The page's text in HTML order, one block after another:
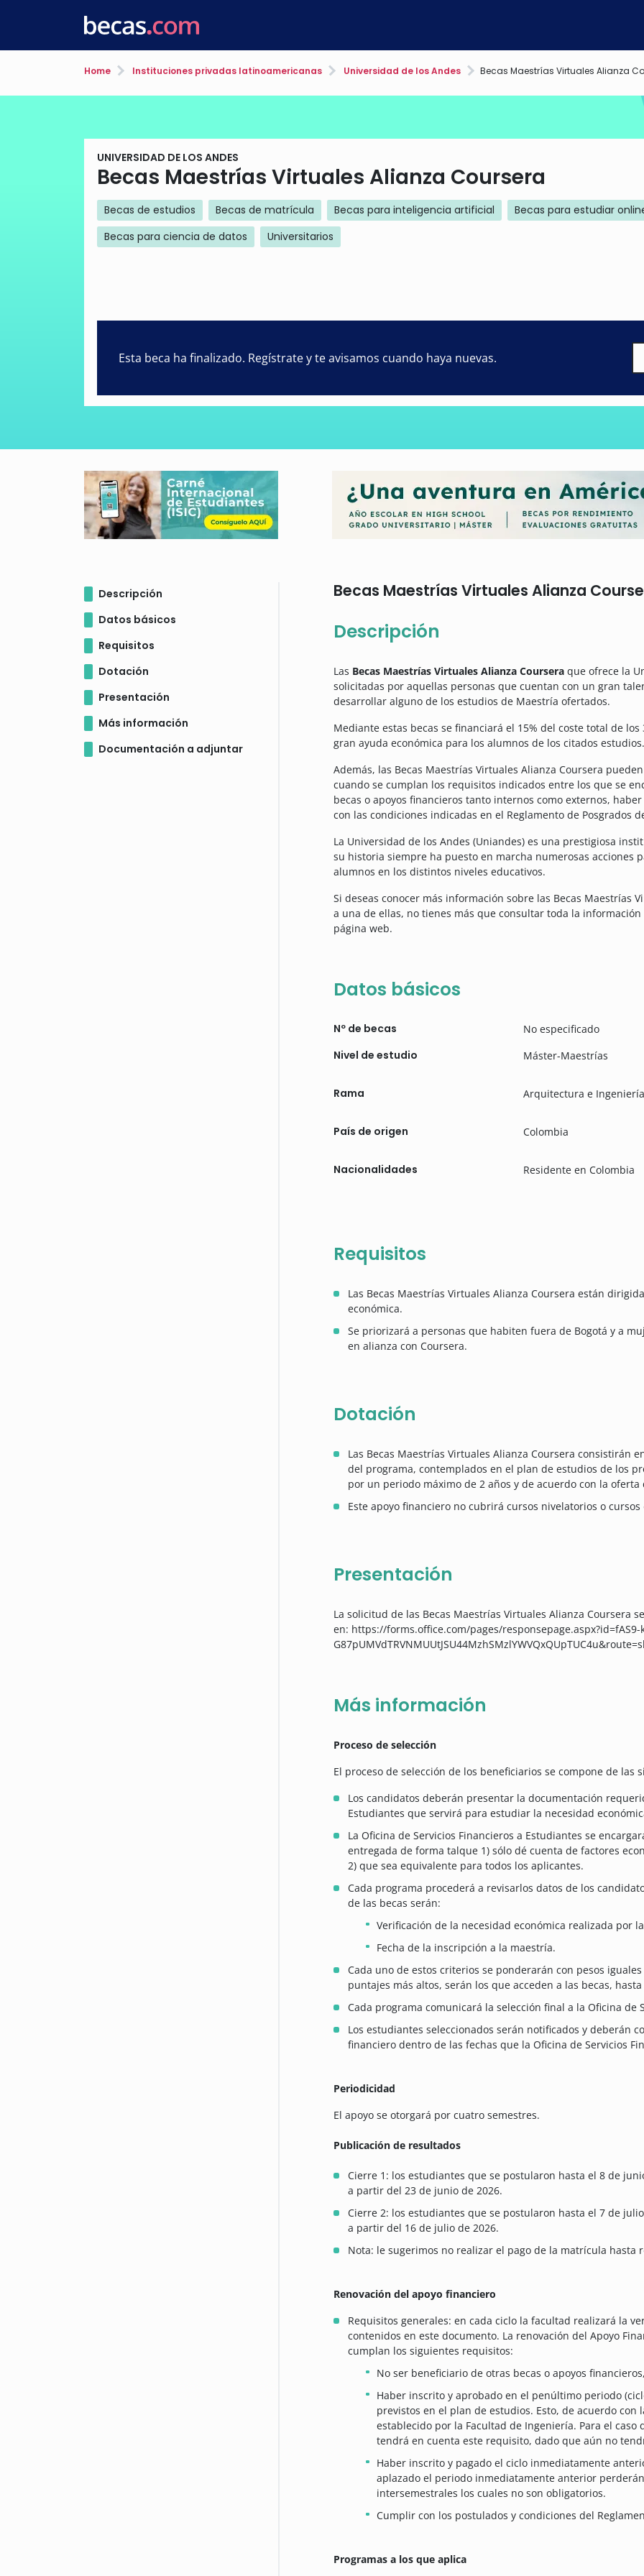
Home Instituciones privadas latinoamericanas Universidad de los Andes Becas Maestrías Virtuales Alianza
UNIVERSIDAD DE LOS ANDES
Becas Maestrías Virtuales Alianza Coursera
Becas de estudios Becas de matrícula Becas para inteligencia artificial
Becas para estudiar
Becas para ciencia de datos
Universitarios
Esta beca ha finalizado. Regístrate y te avisamos cuando haya nuevas.
Descripción
Datos básicos
Requisitos
Dotación
Presentación
Más información
Documentación a adjuntar
Becas Maestrías Virtuales Alianza
Descripción
Las Becas Maestrías Virtuales Alianza Coursera que ofrece la
solicitadas por aquellas personas que cuentan con un gran
desarrollar alguno de los estudios de Maestría ofertados.
Mediante estas becas se financiará el 15% del coste total de
gran ayuda económica para los alumnos de los citados estudios.
Además, las Becas Maestrías Virtuales Alianza Coursera
cuando se cumplan los requisitos indicados entre los que se
becas o apoyos financieros tanto internos como externos,
con las condiciones indicadas en el Reglamento de Posgrados
La Universidad de los Andes (Uniandes) es una prestigiosa
su historia siempre ha puesto en marcha numerosas acciones
alumnos en los distintos niveles educativos.
Si deseas conocer más información sobre las Becas Maestrías
a una de ellas, no tienes más que consultar toda la
página web.
Datos básicos
Nº de becas No especificado
Nivel de estudio Máster-Maestrías
Rama Arquitectura e
País de origen Colombia
Nacionalidades Residente en Colombia
Requisitos
Las Becas Maestrías Virtuales Alianza Coursera están
económica.
Se priorizará a personas que habiten fuera de Bogotá y a
en alianza con Coursera.
Dotación
Las Becas Maestrías Virtuales Alianza Coursera consistirán
del programa, contemplados en el plan de estudios de los
por un periodo máximo de 2 años y de acuerdo con la
Este apoyo financiero no cubrirá cursos nivelatorios o cursos
Presentación
La solicitud de las Becas Maestrías Virtuales Alianza Coursera
en: https://forms.office.com/pages/responsepage.aspx?id=fAS9-
Más información
Proceso de selección
El proceso de selección de los beneficiarios se compone de las
Los candidatos deberán presentar la documentación
Estudiantes que servirá para estudiar la necesidad
La Oficina de Servicios Financieros a Estudiantes se
entregada de forma talque 1) sólo dé cuenta de factores
2) que sea equivalente para todos los aplicantes.
Cada programa procederá a revisarlos datos de los
de las becas serán:
Verificación de la necesidad económica realizada por
Fecha de la inscripción a la maestría.
Cada uno de estos criterios se ponderarán con pesos
puntajes más altos, serán los que acceden a las becas,
Cada programa comunicará la selección final a la Oficina de
Los estudiantes seleccionados serán notificados y deberán
financiero dentro de las fechas que la Oficina de Servicios
Periodicidad
El apoyo se otorgará por cuatro semestres.
Publicación de resultados
Cierre 1: los estudiantes que se postularon hasta el 8 de
a partir del 23 de junio de 2026.
Cierre 2: los estudiantes que se postularon hasta el 7 de
a partir del 16 de julio de 2026.
Nota: le sugerimos no realizar el pago de la matrícula
Renovación del apoyo financiero
Requisitos generales: en cada ciclo la facultad realizará la
contenidos en este documento. La renovación del Apoyo
cumplan los siguientes requisitos:
No ser beneficiario de otras becas o apoyos
Haber inscrito y aprobado en el penúltimo periodo
previstos en el plan de estudios. Esto, de acuerdo
establecido por la Facultad de Ingeniería. Para el
tendrá en cuenta este requisito, dado que aún no
Haber inscrito y pagado el ciclo inmediatamente
aplazado el periodo inmediatamente anterior
intersemestrales los cuales no son obligatorios.
Cumplir con los postulados y condiciones del
Programas a los que aplica